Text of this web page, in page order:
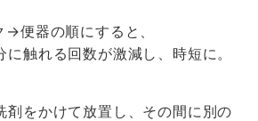
便器の順にすると、
触れる回数が激減し、時短に。
剤をかけて放置し、その間に別の